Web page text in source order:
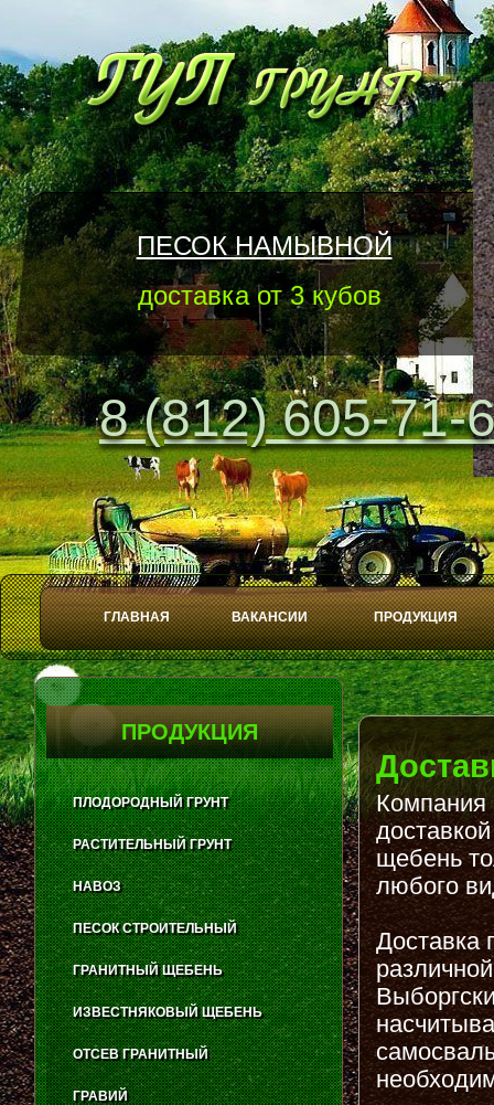
8 (812) 605-71-
ГЛАВНАЯ ВАКАНСИИ ПРОДУКЦИЯ
ПЕСОК НАМЫВНОЙ
доставка от 3 кубов
Play
Stop
Компания
щебень
любого
Доставка
ПРОДУКЦИЯ
ПЛОДОРОДНЫЙ ГРУНТ
РАСТИТЕЛЬНЫЙ ГРУНТ
НАВОЗ
ПЕСОК СТРОИТЕЛЬНЫЙ
ГРАНИТНЫЙ ЩЕБЕНЬ
ИЗВЕСТНЯКОВЫЙ ЩЕБЕНЬ
ОТСЕВ ГРАНИТНЫЙ
ГРАВИЙ